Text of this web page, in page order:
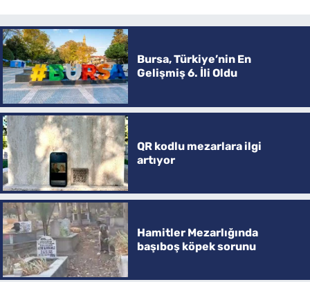
Bursa, Türkiye’nin En
Gelişmiş 6. İli Oldu
QR kodlu mezarlara ilgi
artıyor
Hamitler Mezarlığında
başıboş köpek sorunu